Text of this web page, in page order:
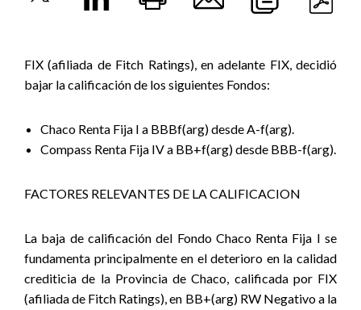
FIX (afiliada de Fitch Ratings), en adelante FIX, decidió
bajar la calificación de los siguientes Fondos:
Chaco Renta Fija I a BBBf(arg) desde A-f(arg).
Compass Renta Fija IV a BB+f(arg) desde BBB-f(arg).
FACTORES RELEVANTES DE LA CALIFICACION
La baja de calificación del Fondo Chaco Renta Fija I se
fundamenta principalmente en el deterioro en la calidad
crediticia de la Provincia de Chaco, calificada por FIX
(afiliada de Fitch Ratings), en BB+(arg) RW Negativo a la